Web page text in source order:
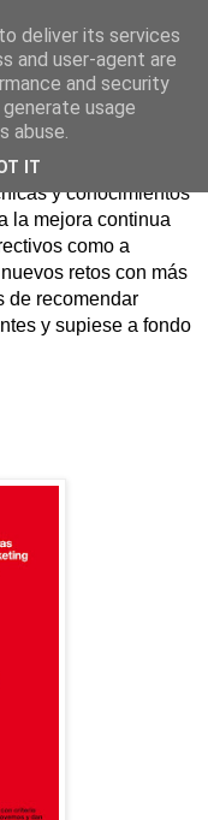
la lectura de libros
y conocimientos
la mejora continua
como a
retos con más
de recomendar
y supiese a fondo
deliver its services
and user-agent are
and security
usage
abuse.
IT